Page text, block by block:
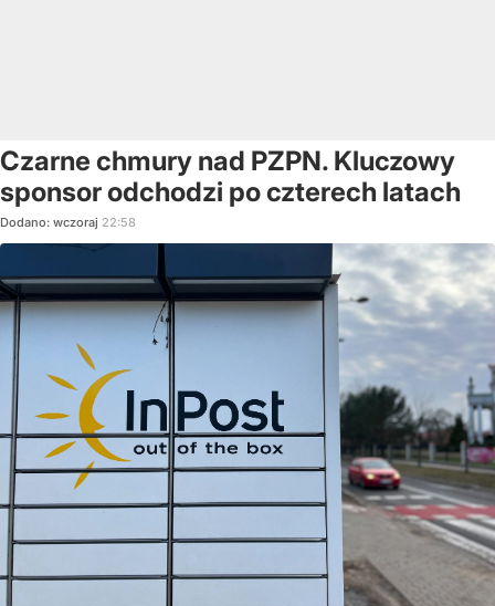
Czarne chmury nad PZPN. Kluczowy
sponsor odchodzi po czterech latach
Dodano: wczoraj 22:58